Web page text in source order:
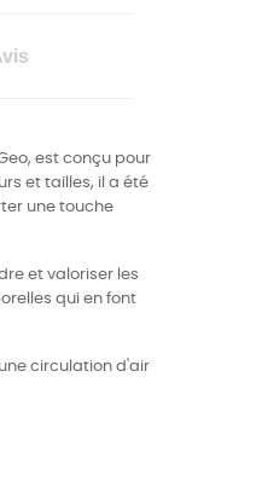
est conçu pour
et tailles, il a été
une touche
et valoriser les
qui en font
circulation d'air